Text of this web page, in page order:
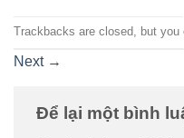
Trackbacks are closed, but you
Next →
Để lại một bình